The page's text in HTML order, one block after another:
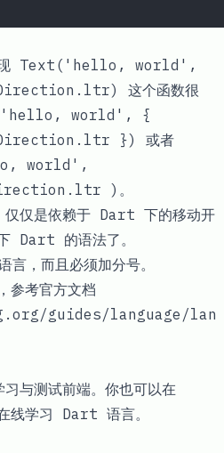
Text('hello, world',
这个函数很
world', {
})
或者
world',
) 。
仅仅是依赖于 Dart 下的移动开
Dart 的语法了。
言，而且必须加分号。
参考官方文档
guides/language/lan
与测试前端。你也可以在
线学习 Dart 语言。